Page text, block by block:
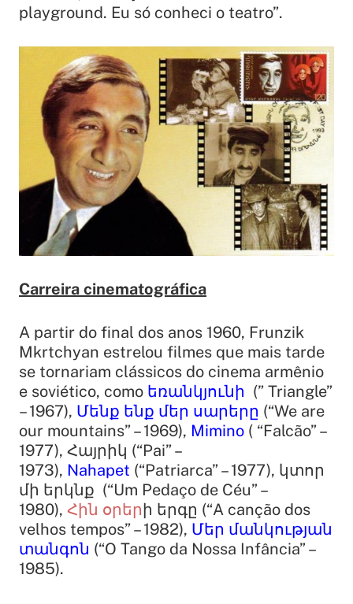
playground. Eu só conheci o teatro”.
Carreira cinematográfica
A partir do final dos anos 1960, Frunzik
Mkrtchyan estrelou filmes que mais tarde
se tornariam clássicos do cinema armênio
e soviético, como եռանկյունի (” Triangle”
– 1967), Մենք ենք մեր սարերը (“We are
our mountains” – 1969), Mimino ( “Falcão” –
1977), Հայրիկ (“Pai” –
1973), Nahapet (“Patriarca” – 1977), կտոր
մի երկնք (“Um Pedaço de Céu” –
1980), Հին օրերի երգը (“A canção dos
velhos tempos” – 1982), Մեր մանկության
տանգոն (“O Tango da Nossa Infância” –
1985).